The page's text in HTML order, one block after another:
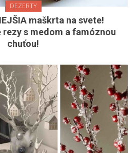
DEZERTY
maškrta na svete!
rezy s medom a famóznou
chuťou!